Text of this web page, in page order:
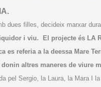
dues filles, decideix marxar
i viu. El projecte és LA
es referia a la deessa Mare
altres maneres de viure
pel Sergio, la Laura, la Mara I